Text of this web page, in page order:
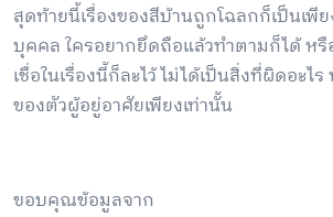
สุดท้ายนี้เรื่องของสีบ้านถูกโฉลกก็เป็นเพี
บุคคล ใครอยากยึดถือแล้วทำตามก็ได้ หรื
เชื่อในเรื่องนี้ก็ละไว้ ไม่ได้เป็นสิ่งที่ผิดอะไ
ของตัวผู้อยู่อาศัยเพียงเท่านั้น
ขอบคุณข้อมูลจาก